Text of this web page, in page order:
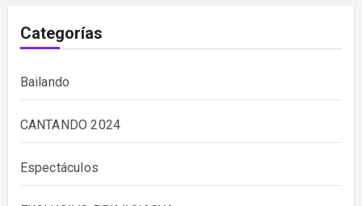
Categorías
Bailando
CANTANDO 2024
Espectáculos